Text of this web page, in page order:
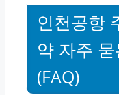
인천공항
약 자주
(FAQ)